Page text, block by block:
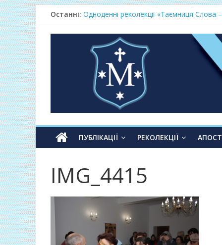
Останні: Одноденні реколекції «Таємниця Слова
Lectio Divina – єв.Матея 2026
Нове життя в Христі – осінь 2026
Фундамент у вересні 2026
ПУБЛІКАЦІЇ РЕКОЛЕКЦІЇ
IMG_4415